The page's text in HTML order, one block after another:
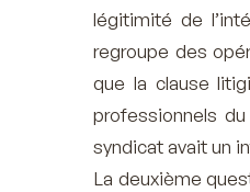
légitimité de
regroupe des
que la clause
professionnels
syndicat avait un
La deuxième